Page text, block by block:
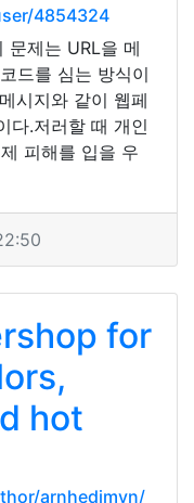
4854324
문제는 URL을 메
드를 심는 방식이
시지와 같이 웹페
다.저러할 때 개인
피해를 입을 우
for
hot
arnhedjmyn/